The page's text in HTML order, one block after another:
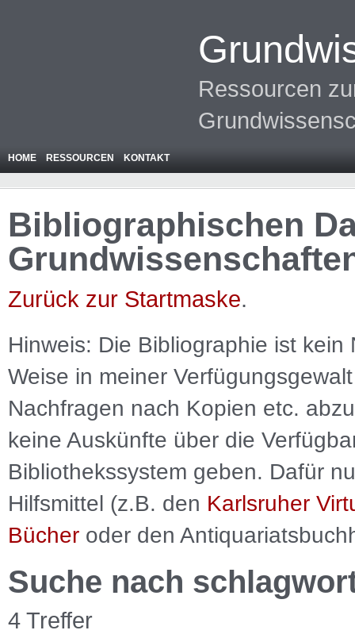
Ressourcen
HOME RESSOURCEN KONTAKT
Bibliographischen
Zurück zur Startmaske.
Hinweis: Die Bibliographie ist kein
Weise in meiner
Nachfragen nach Kopien etc.
keine Auskünfte über die
Bibliothekssystem geben. Dafür
Hilfsmittel (z.B. den Karlsruher
Bücher oder den
Suche nach
4 Treffer